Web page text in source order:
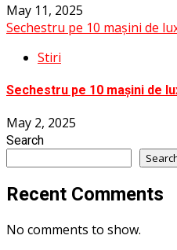
May 11, 2025
Sechestru pe 10 mașini de
Stiri
Sechestru pe 10 mașini de
May 2, 2025
Search
Recent Comments
No comments to show.